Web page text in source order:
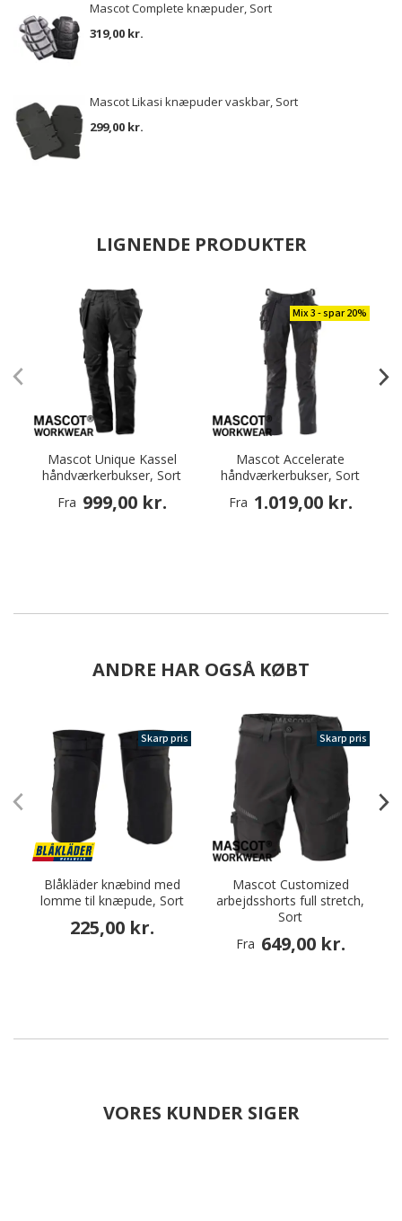
Mascot Complete knæpuder, Sort
319,00 kr.
Mascot Likasi knæpuder vaskbar, Sort
299,00 kr.
LIGNENDE PRODUKTER
Mascot Unique Kassel
håndværkerbukser, Sort
Fra 999,00 kr.
Mix 3 - spar 20%
Mascot Accelerate
håndværkerbukser, Sort
Fra 1.019,00 kr.
ANDRE HAR OGSÅ KØBT
Skarp pris
Blåkläder knæbind med
lomme til knæpude, Sort
225,00 kr.
Skarp pris
Mascot Customized
arbejdsshorts full stretch,
Sort
Fra 649,00 kr.
VORES KUNDER SIGER